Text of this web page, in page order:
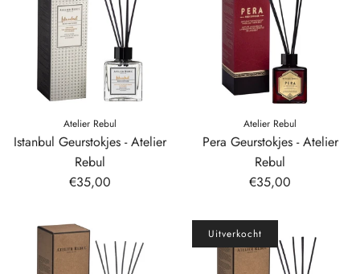
Atelier Rebul
Istanbul Geurstokjes - Atelier
Rebul
€35,00
Atelier Rebul
Pera Geurstokjes - Atelier
Rebul
€35,00
Uitverkocht